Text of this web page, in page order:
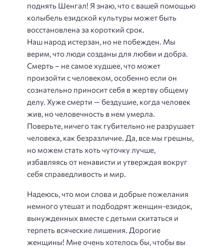
поднять Шенгал! Я знаю, что с вашей помощью
колыбель езидской культуры может быть
восстановлена за короткий срок.
Наш народ истерзан, но не побежден. Мы
верим, что люди созданы для любви и добра.
Смерть – не самое худшее, что может
произойти с человеком, особенно если он
сознательно приносит себя в жертву общему
делу. Хуже смерти — бездушие, когда человек
жив, но человечность в нем умерла.
Поверьте, ничего так губительно не разрушает
человека, как безразличие. Да, все мы грешны,
но можем стать хоть чуточку лучше,
избавляясь от ненависти и утверждая вокруг
себя справедливость и мир.
Надеюсь, что мои слова и добрые пожелания
немного утешат и подбодрят женщин-езидок,
вынужденных вместе с детьми скитаться и
терпеть всяческие лишения. Дорогие
женщины! Мне очень хотелось бы, чтобы вы